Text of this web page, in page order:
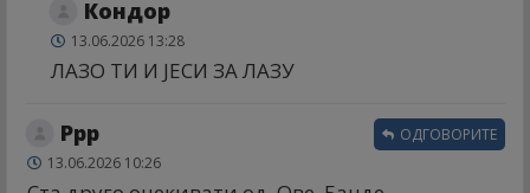
Кондор
13.06.2026 13:28
ЛАЗО ТИ И ЈЕСИ ЗА ЛАЗУ
Ррр
13.06.2026 10:26
ОДГОВОРИТЕ